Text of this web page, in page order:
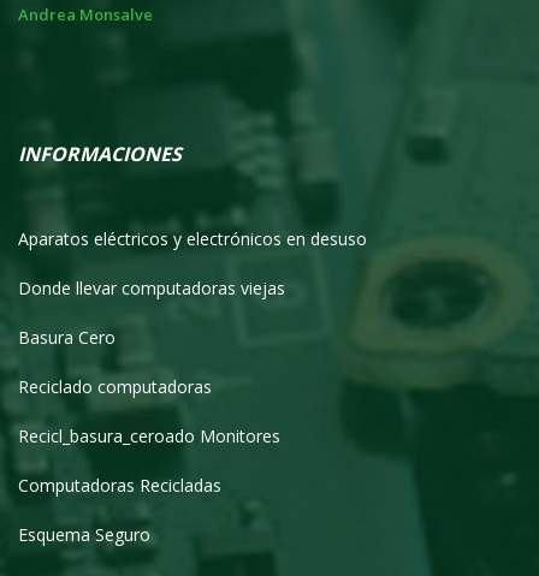
Andrea Monsalve
INFORMACIONES
Aparatos eléctricos y electrónicos en desuso
Donde llevar computadoras viejas
Basura Cero
Reciclado computadoras
Recicl_basura_ceroado Monitores
Computadoras Recicladas
Esquema Seguro